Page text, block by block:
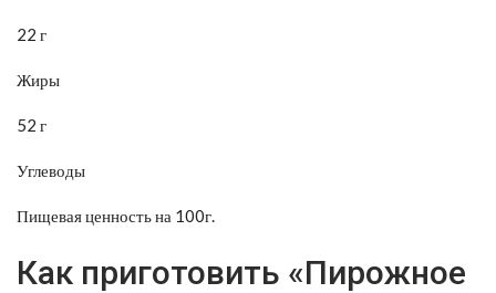
22 г
Жиры
52 г
Углеводы
Пищевая ценность на 100г.
Как приготовить «Пирожное